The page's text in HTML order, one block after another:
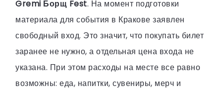
Gremi Борщ Fest. На момент подготовки
материала для события в Кракове заявлен
свободный вход. Это значит, что покупать билет
заранее не нужно, а отдельная цена входа не
указана. При этом расходы на месте все равно
возможны: еда, напитки, сувениры, мерч и